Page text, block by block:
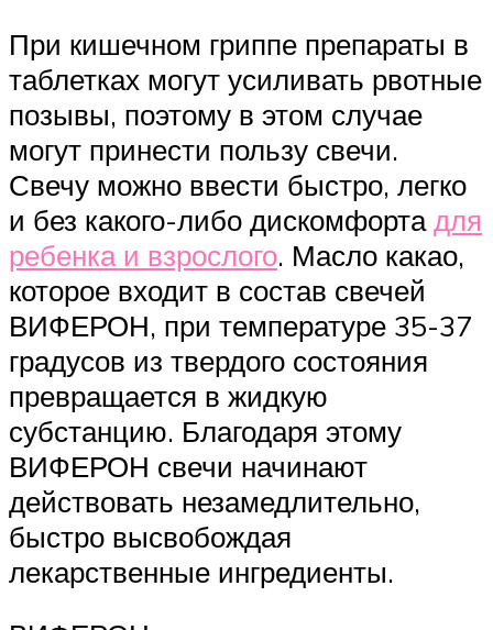
При кишечном гриппе препараты в
таблетках могут усиливать рвотные
позывы, поэтому в этом случае
могут принести пользу свечи.
Свечу можно ввести быстро, легко
и без какого-либо дискомфортадля
ребенка и взрослого. Масло какао,
которое входит в состав свечей
ВИФЕРОН, при температуре 35-37
градусов из твердого состояния
превращается в жидкую
субстанцию. Благодаря этому
ВИФЕРОН свечи начинают
действовать незамедлительно,
быстро высвобождая
лекарственные ингредиенты.